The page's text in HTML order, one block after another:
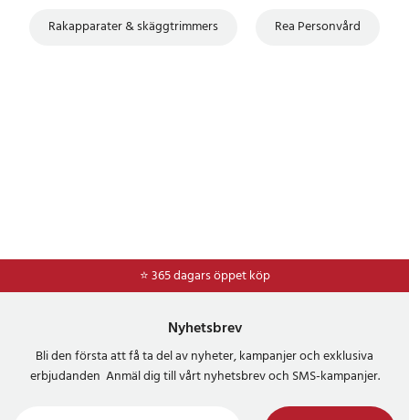
Rakapparater & skäggtrimmers Rea Personvård
⭐ 365 dagars öppet köp
Nyhetsbrev
Bli den första att få ta del av nyheter, kampanjer och exklusiva
erbjudanden Anmäl dig till vårt nyhetsbrev och SMS-kampanjer.